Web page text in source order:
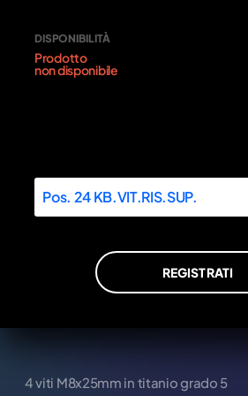
4 viti M8x25mm in titanio grado 5
DISPONIBILITÀ
Prodotto
non disponibile
REGISTRATI